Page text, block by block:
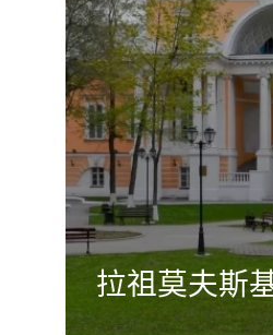
拉祖莫夫斯